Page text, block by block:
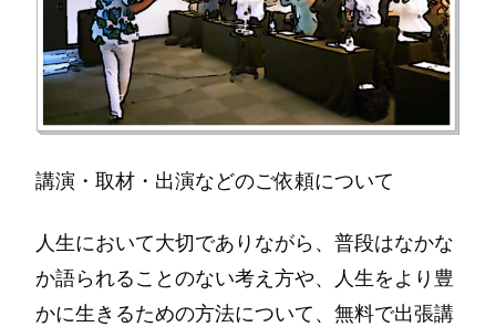
講演・取材・出演などのご依頼について
人生において大切でありながら、普段はなかな
か語られることのない考え方や、人生をより豊
かに生きるための方法について、無料で出張講